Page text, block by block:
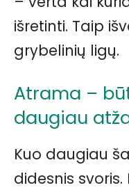
išretinti. Taip
grybelinių ligų.
Atrama –
daugiau
Kuo daugiau
didesnis